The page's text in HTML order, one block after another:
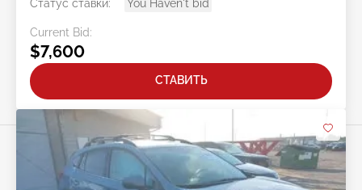
Статус ставки:
You Haven't bid
Current Bid:
$7,600
СТАВИТЬ